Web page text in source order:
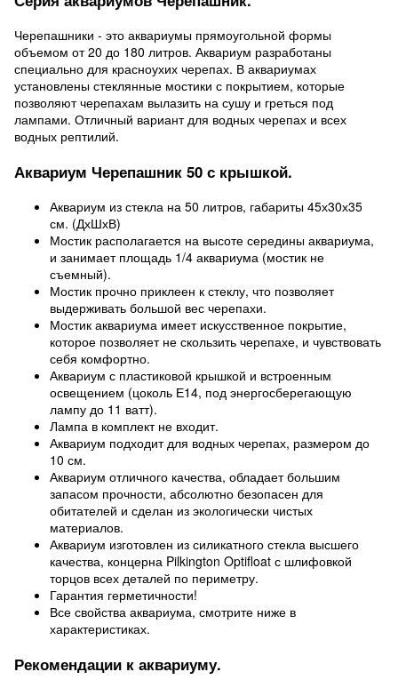
Черепашники - это аквариумы прямоугольной формы
объемом от 20 до 180 литров. Аквариум разработаны
специально для красноухих черепах. В аквариумах
установлены стеклянные мостики с покрытием, которые
позволяют черепахам вылазить на сушу и греться под
лампами. Отличный вариант для водных черепах и всех
водных рептилий.
Аквариум Черепашник 50 с крышкой.
Аквариум из стекла на 50 литров, габариты 45х30х35
см. (ДхШхВ)
Мостик располагается на высоте середины аквариума,
и занимает площадь 1/4 аквариума (мостик не
съемный).
Мостик прочно приклеен к стеклу, что позволяет
выдерживать большой вес черепахи.
Мостик аквариума имеет искусственное покрытие,
которое позволяет не скользить черепахе, и чувствовать
себя комфортно.
Аквариум с пластиковой крышкой и встроенным
освещением (цоколь Е14, под энергосберегающую
лампу до 11 ватт).
Лампа в комплект не входит.
Аквариум подходит для водных черепах, размером до
10 см.
Аквариум отличного качества, обладает большим
запасом прочности, абсолютно безопасен для
обитателей и сделан из экологически чистых
материалов.
Аквариум изготовлен из силикатного стекла высшего
качества, концерна Pilkington Optifloat с шлифовкой
торцов всех деталей по периметру.
Гарантия герметичности!
Все свойства аквариума, смотрите ниже в
характеристиках.
Рекомендации к аквариуму.